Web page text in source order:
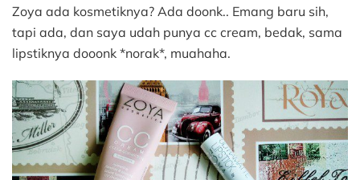
Zoya ada kosmetiknya? Ada doonk.. Emang baru sih,
tapi ada, dan saya udah punya cc cream, bedak, sama
lipstiknya dooonk *norak*, muahaha.